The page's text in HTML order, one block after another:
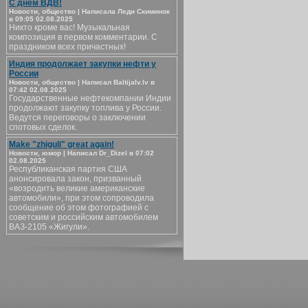
С днём ВДВ!
Новости, общество | Написала Леди Скиминок
в 09:05 02.08.2025
Никто кроме вас! Музыкальная
композиция в первом комментарии. С
праздником всех причастных!
Индия продолжает закупки нефти у
России
Новости, общество | Написал Baltijalv.lv в
07:42 02.08.2025
Государственные нефтекомпании Индии
продолжают закупку топлива у России.
Ведутся переговоры о заключении
спотовых сделок.
Make "zhiguli" great again!
Новости, юмор | Написал Dr_Dizel в 07:02
02.08.2025
Республиканская партия США
анонсировала закон, призванный
«возродить великие американские
автомобили», при этом сопроводила
сообщение об этом фотографией с
советским и российским автомобилем
ВАЗ-2105 «Жигули».